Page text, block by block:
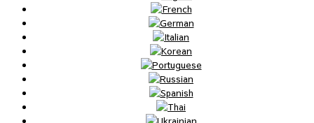
海上タクシー定期便 時刻表
肥薩おれんじ鉄道 レンタサイク
ビジターバース（水俣港百間浮桟